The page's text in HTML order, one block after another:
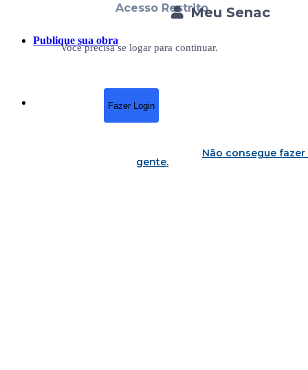
Publique sua obra
Meu Senac
Acesso Restrito
Você precisa se logar para continuar.
Fazer Login
Não consegue
gente.